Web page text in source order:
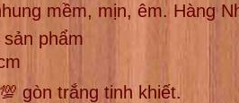
mềm, mịn, êm. Hàng
phẩm
gòn trắng tinh khiết.